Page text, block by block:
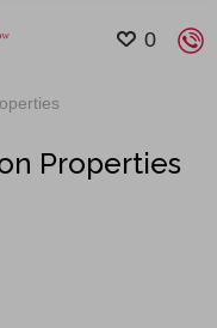
0
Properties